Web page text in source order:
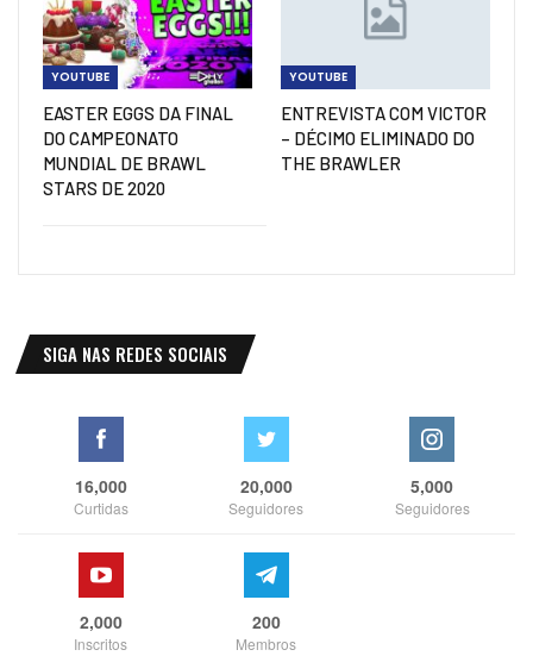
YOUTUBE
EASTER EGGS DA FINAL
DO CAMPEONATO
MUNDIAL DE BRAWL
STARS DE 2020
YOUTUBE
ENTREVISTA COM VICTOR
– DÉCIMO ELIMINADO DO
THE BRAWLER
SIGA NAS REDES SOCIAIS
16,000
Curtidas
20,000
Seguidores
5,000
Seguidores
2,000
Inscritos
200
Membros